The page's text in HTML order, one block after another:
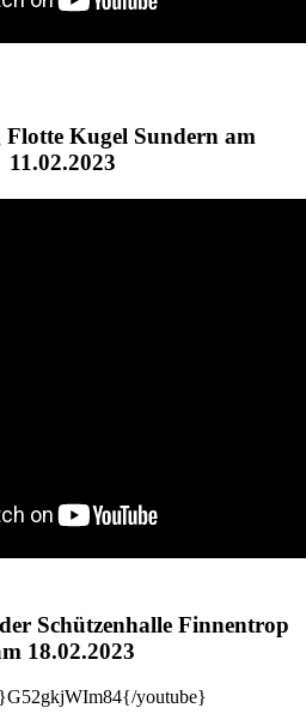
Kugel Sundern am
11.02.2023
Schützenhalle Finnentrop
18.02.2023
youtube}